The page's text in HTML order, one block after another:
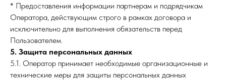
* Предоставления информации партнерам и подрядчикам
Оператора, действующим строго в рамках договора и
исключительно для выполнения обязательств перед
Пользователем.
5. Защита персональных данных
5.1. Оператор принимает необходимые организационные и
технические меры для защиты персональных данных